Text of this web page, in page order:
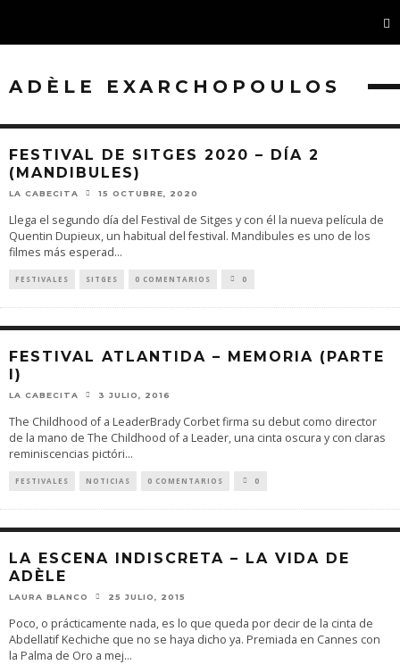
ADÈLE EXARCHOPOULOS
FESTIVAL DE SITGES 2020 – DÍA 2
(MANDIBULES)
LA CABECITA 15 OCTUBRE, 2020
Llega el segundo día del Festival de Sitges y con él la nueva película de
Quentin Dupieux, un habitual del festival. Mandibules es uno de los
filmes más esperad...
FESTIVALES SITGES 0 COMENTARIOS 0
FESTIVAL ATLANTIDA – MEMORIA (PARTE
I)
LA CABECITA 3 JULIO, 2016
The Childhood of a LeaderBrady Corbet firma su debut como director
de la mano de The Childhood of a Leader, una cinta oscura y con claras
reminiscencias pictóri...
FESTIVALES NOTICIAS 0 COMENTARIOS 0
LA ESCENA INDISCRETA – LA VIDA DE
ADÈLE
LAURA BLANCO 25 JULIO, 2015
Poco, o prácticamente nada, es lo que queda por decir de la cinta de
Abdellatif Kechiche que no se haya dicho ya. Premiada en Cannes con
la Palma de Oro a mej...